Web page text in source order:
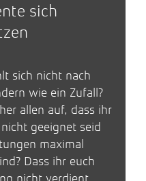
sich
sich nicht nach
wie ein Zufall?
allen auf, dass ihr
geeignet seid
maximal
Dass ihr euch